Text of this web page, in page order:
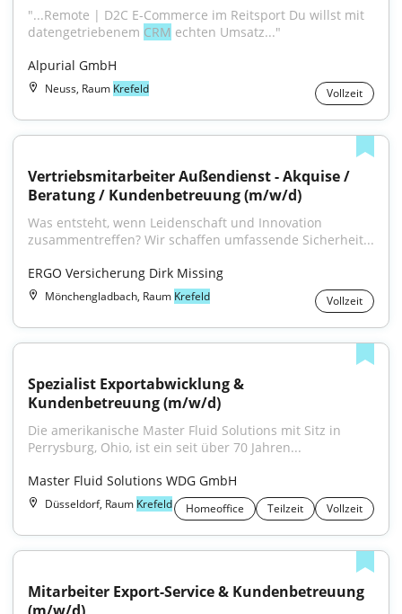
"...Remote | D2C E-Commerce im Reitsport Du willst mit
datengetriebenem CRM echten Umsatz..."
Alpurial GmbH
Neuss, Raum Krefeld Vollzeit
Vertriebsmitarbeiter Außendienst - Akquise /
Beratung / Kundenbetreuung (m/w/d)
Was entsteht, wenn Leidenschaft und Innovation
zusammentreffen? Wir schaffen umfassende Sicherheit...
ERGO Versicherung Dirk Missing
Mönchengladbach, Raum Krefeld Vollzeit
Spezialist Exportabwicklung &
Kundenbetreuung (m/w/d)
Die amerikanische Master Fluid Solutions mit Sitz in
Perrysburg, Ohio, ist ein seit über 70 Jahren...
Master Fluid Solutions WDG GmbH
Düsseldorf, Raum Krefeld Homeoffice Teilzeit Vollzeit
Mitarbeiter Export-Service & Kundenbetreuung